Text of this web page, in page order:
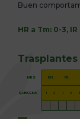
Buen
HR a Tm: 0-3, IR
MES EN FE
QUINCENA 1 2 1 2 1